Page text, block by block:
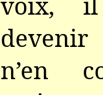
devenir
n’en